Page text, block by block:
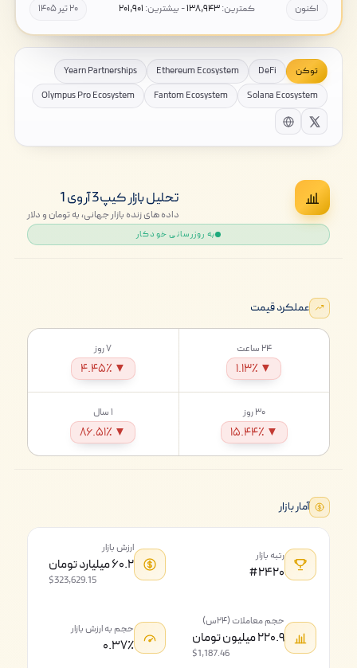
۲۰ تیر ۱۴۰۵ کمترین:۱۳۸,۹۴۳- بیشترین: ۲۰۱,۹۰۱ اکنون
توکن DeFi
Ethereum Ecosystem
Yearn Partnerships
Solana Ecosystem
Fantom Ecosystem
Olympus Pro Ecosystem
تحلیل بازار کیپ 3 آر وی 1
داده های زنده بازار جهانی، به تومان و دلار
به روزرسانی خودکار
عملکرد قیمت
۲۴ ساعت
▼ ۱.۱۳٪
۷ روز
▼ ۴.۴۵٪
۳۰ روز
▼ ۱۵.۴۴٪
۱ سال
▼ ۸۶.۵۱٪
آمار بازار
رتبه بازار
#۲۴۲۰
ارزش بازار
۶۰.۲ میلیارد تومان
$323,629.15
حجم معاملات (۲۴س)
۲۲۰.۹ میلیون تومان
$1,187.46
حجم به ارزش بازار
۰.۳۷٪